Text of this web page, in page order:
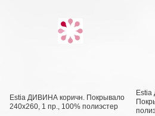
Estia ДИВИНА коричн. Покрывало
240х260, 1 пр., 100% полиэстер